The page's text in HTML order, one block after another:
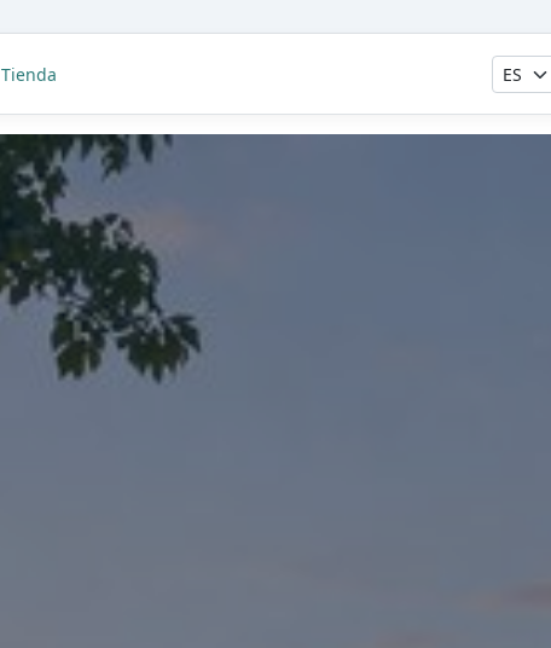
Tienda